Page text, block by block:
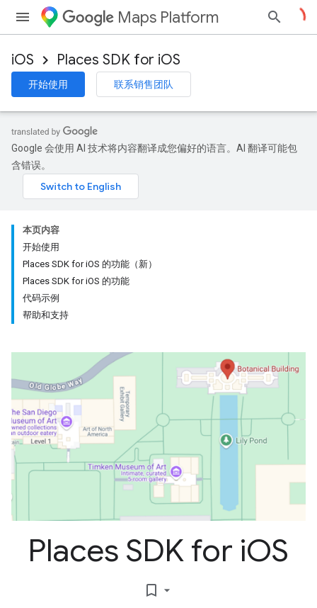
Maps Platform
iOS Places SDK for iOS
开始使用 联系销售团队
Google 会使用 AI 技术将内容翻译成您偏好的语言。AI 翻译可能包
含错误。
本页内容
开始使用
Places SDK for iOS 的功能（新）
Places SDK for iOS 的功能
代码示例
帮助和支持
Places SDK for iOS
bookmark_border